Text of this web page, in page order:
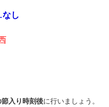
し
節入り時刻後に行いましょう。